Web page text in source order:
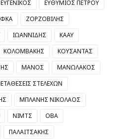
ΕΥΓΕΝΙΚΟΣ
ΕΥΘΥΜΙΟΣ ΠΕΤΡΟΥ
ΖΟΡΖΟΒΙΛΗΣ
ΙΩΑΝΝΙΔΗΣ
ΚΑΑΥ
ΚΟΛΟΜΒΑΚΗΣ
ΚΟΥΣΑΝΤΑΣ
ΜΑΝΟΣ
ΜΑΝΩΛΑΚΟΣ
ΣΤΕΛΕΧΩΝ
ΜΠΛΑΝΗΣ ΝΙΚΟΛΑΟΣ
ΝΙΜΤΣ
ΟΒΑ
ΠΑΛΑΙΤΣΑΚΗΣ